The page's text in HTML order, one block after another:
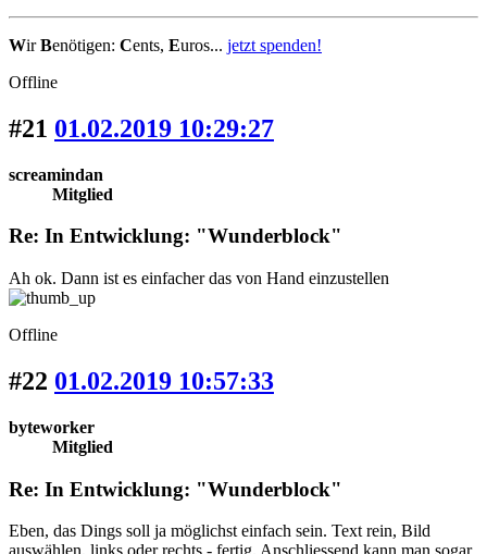
WirBenötigen: Cents, Euros... jetzt spenden!
Offline
#21 01.02.2019 10:29:27
screamindan
Mitglied
Re: In Entwicklung: "Wunderblock"
Ah ok. Dann ist es einfacher das von Hand einzustellen
Offline
#22 01.02.2019 10:57:33
byteworker
Mitglied
Re: In Entwicklung: "Wunderblock"
Eben, das Dings soll ja möglichst einfach sein. Text rein, Bild